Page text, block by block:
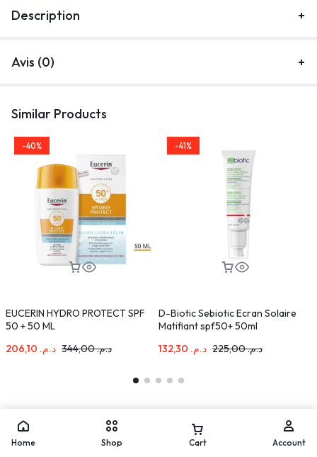
Description
Avis (0)
Similar Products
-40%
EUCERIN HYDRO PROTECT SPF
50 + 50 ML
د.م.
د.م.344,00
-41%
D-Biotic Sebiotic Ecran Solaire
Matifiant spf50+ 50ml
د.م.
د.م.225,00
Home Shop Cart Account